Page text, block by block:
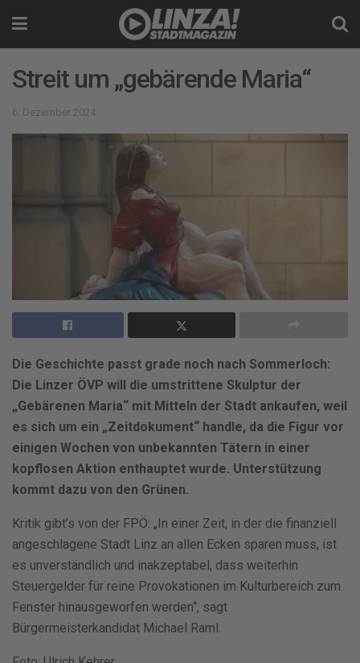
Streit um „gebärende Maria“
6. Dezember 2024
Die Geschichte passt grade noch nach Sommerloch:
Die Linzer ÖVP will die umstrittene Skulptur der
„Gebärenen Maria“ mit Mitteln der Stadt ankaufen, weil
es sich um ein „Zeitdokument“ handle, da die Figur vor
einigen Wochen von unbekannten Tätern in einer
kopflosen Aktion enthauptet wurde. Unterstützung
kommt dazu von den Grünen.
Kritik gibt’s von der FPÖ: „In einer Zeit, in der die finanziell
angeschlagene Stadt Linz an allen Ecken sparen muss, ist
es unverständlich und inakzeptabel, dass weiterhin
Steuergelder für reine Provokationen im Kulturbereich zum
Fenster hinausgeworfen werden“, sagt
Bürgermeisterkandidat Michael Raml.